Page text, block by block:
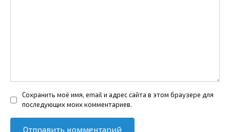
Сохранить моё имя, email и адрес сайта в этом браузере для
последующих моих комментариев.